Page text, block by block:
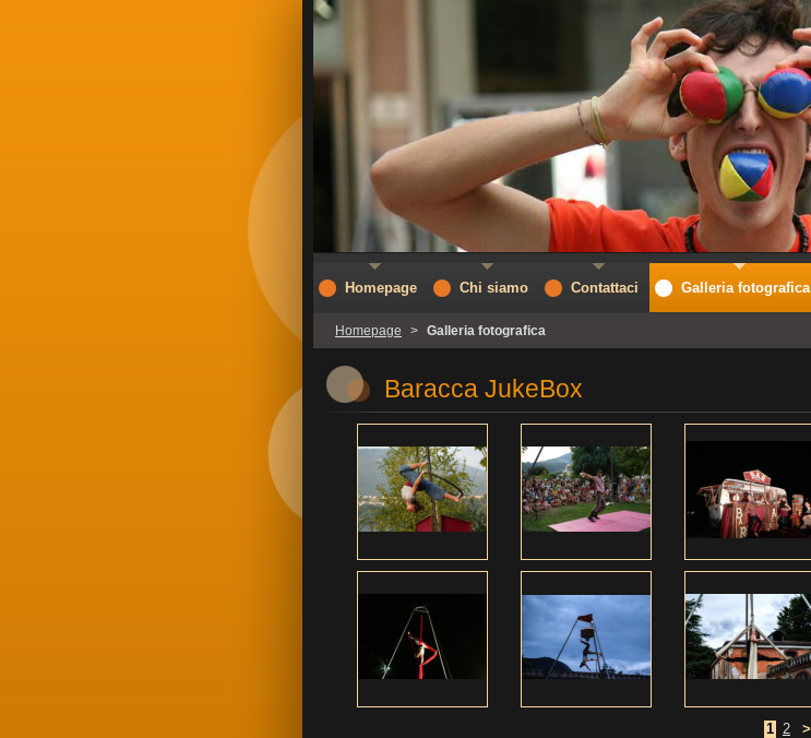
Homepage > Galleria fotografica
Baracca JukeBox
1 2 >
Homepage Chi siamo Contattaci Galleria fotografica